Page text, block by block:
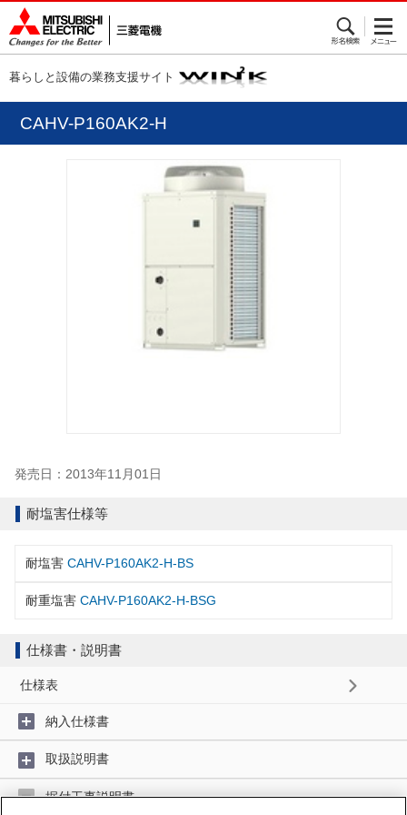
暮らしと設備の業務支援サイト
CAHV-P160AK2-H
発売日：2013年11月01日
耐塩害仕様等
耐塩害CAHV-P160AK2-H-BS
耐重塩害CAHV-P160AK2-H-BSG
仕様書・説明書
仕様表
納入仕様書
取扱説明書
据付工事説明書